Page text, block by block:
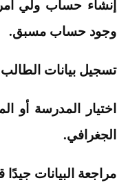
إنشاء حساب ولي
وجود حساب مسبق.
تسجيل بيانات
اختيار المدرسة أو
الجغرافي.
مراجعة البيانات